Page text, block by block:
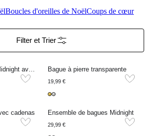
Boucles d'oreilles de NoëlCoups de cœur
Filter et Trier
Bague à pierre transparente
19,99 €
cadenas Ensemble de bagues Midnight
29,99 €